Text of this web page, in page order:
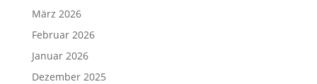
März 2026
Februar 2026
Januar 2026
Dezember 2025